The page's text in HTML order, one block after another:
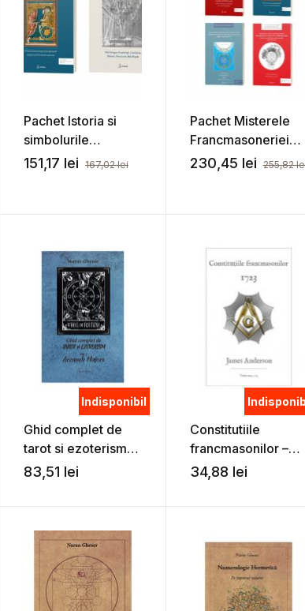
Pachet Istoria si
simbolurile
Francmasoneriei
151,17 lei 167,02lei
Pachet Misterele
Francmasoneriei
Mistice
230,45 lei 255,82
Indisponibil
Ghid complet de
tarot si ezoterism.
Vol. 1 – Arcanele
Gheser
83,51 lei
Constitutiile
francmasonilor –
James Anderson
34,88 lei